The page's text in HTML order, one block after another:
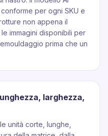
per ogni SKU e
non appena il
immagini disponibili per
prima che un
larghezza,
unità corte, lunghe,